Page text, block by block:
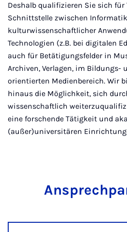
Deshalb qualifizieren Sie sich
Schnittstelle zwischen
kulturwissenschaftlicher
Technologien (z.B. bei digitalen
auch für Betätigungsfelder in
Archiven, Verlagen, im Bildungs-
orientierten Medienbereich. Wir
hinaus die Möglichkeit, sich
wissenschaftlich
eine forschende Tätigkeit und
(außer)universitären